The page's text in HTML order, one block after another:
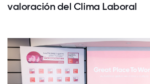
valoración del Clima Laboral